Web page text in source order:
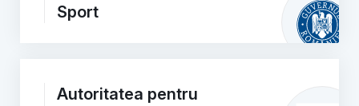
Sport
Autoritatea pentru